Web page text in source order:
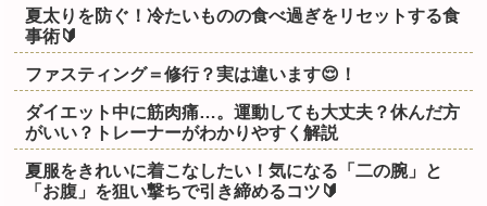
夏太りを防ぐ！冷たいものの食べ過ぎをリセットする食
事術🔰
ファスティング＝修行？実は違います😌！
ダイエット中に筋肉痛…。運動しても大丈夫？休んだ方
がいい？トレーナーがわかりやすく解説
夏服をきれいに着こなしたい！気になる「二の腕」と
「お腹」を狙い撃ちで引き締めるコツ🔰